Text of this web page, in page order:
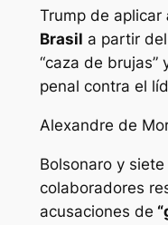
Trump de aplicar
Brasil a partir
“caza de brujas”
penal contra el
Alexandre de
Bolsonaro y
colaboradores
acusaciones de